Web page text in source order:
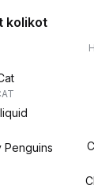
kolikot
Penguins